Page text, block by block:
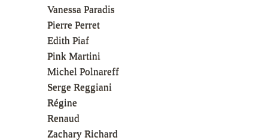
Vanessa Paradis
Pierre Perret
Edith Piaf
Pink Martini
Michel Polnareff
Serge Reggiani
Régine
Renaud
Zachary Richard